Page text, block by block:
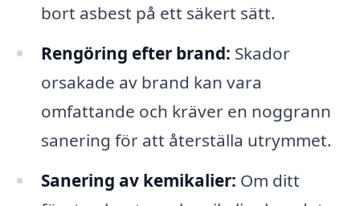
bort asbest på ett säkert sätt.
Rengöring efter brand: Skador
orsakade av brand kan vara
omfattande och kräver en noggrann
sanering för att återställa utrymmet.
Sanering av kemikalier: Om ditt